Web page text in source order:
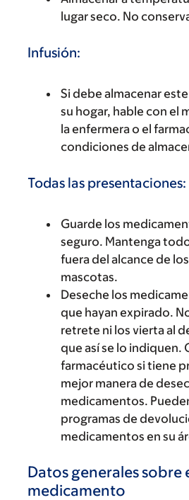
lugar seco. No
Infusión:
Si debe almacenar
su hogar, hable con el
la enfermera o el
condiciones de
Todas las presentaciones:
Guarde los
seguro. Mantenga
fuera del alcance de
mascotas.
Deseche los
que hayan expirado.
retrete ni los vierta al
que así se lo indiquen.
farmacéutico si tiene
mejor manera de
medicamentos.
programas de
medicamentos en su
Datos generales sobre
medicamento